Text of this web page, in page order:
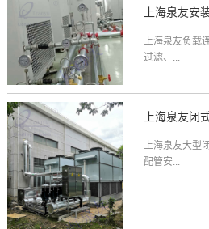
上海泉友安
上海泉友负载
过滤、...
上海泉友闭
上海泉友大型
配管安...